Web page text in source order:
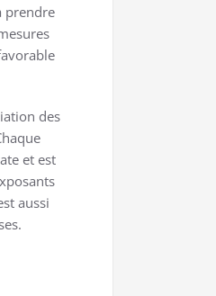
prendre
des
et est
aussi